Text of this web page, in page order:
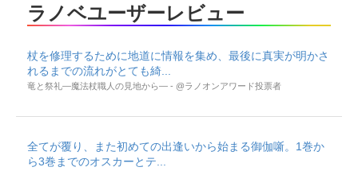
ラノベユーザーレビュー
杖を修理するために地道に情報を集め、最後に真実が明かさ
れるまでの流れがとても綺...
竜と祭礼―魔法杖職人の見地から― - @ラノオンアワード投票者
全てが覆り、また初めての出逢いから始まる御伽噺。1巻か
ら3巻までのオスカーとテ...